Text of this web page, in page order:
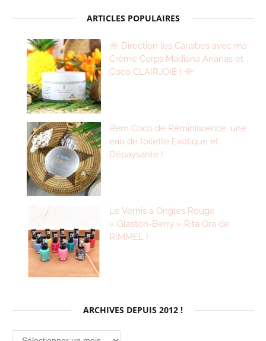
ARTICLES POPULAIRES
☼ Direction les Caraïbes avec ma
Crème Corps Madiana Ananas et
Coco CLAIRJOIE ! ☼
Rem Coco de Réminiscence, une
eau de toilette Exotique et
Dépaysante !
Le Vernis à Ongles Rouge
« Glaston-Berry » Rita Ora de
RIMMEL !
ARCHIVES DEPUIS 2012 !
Archives